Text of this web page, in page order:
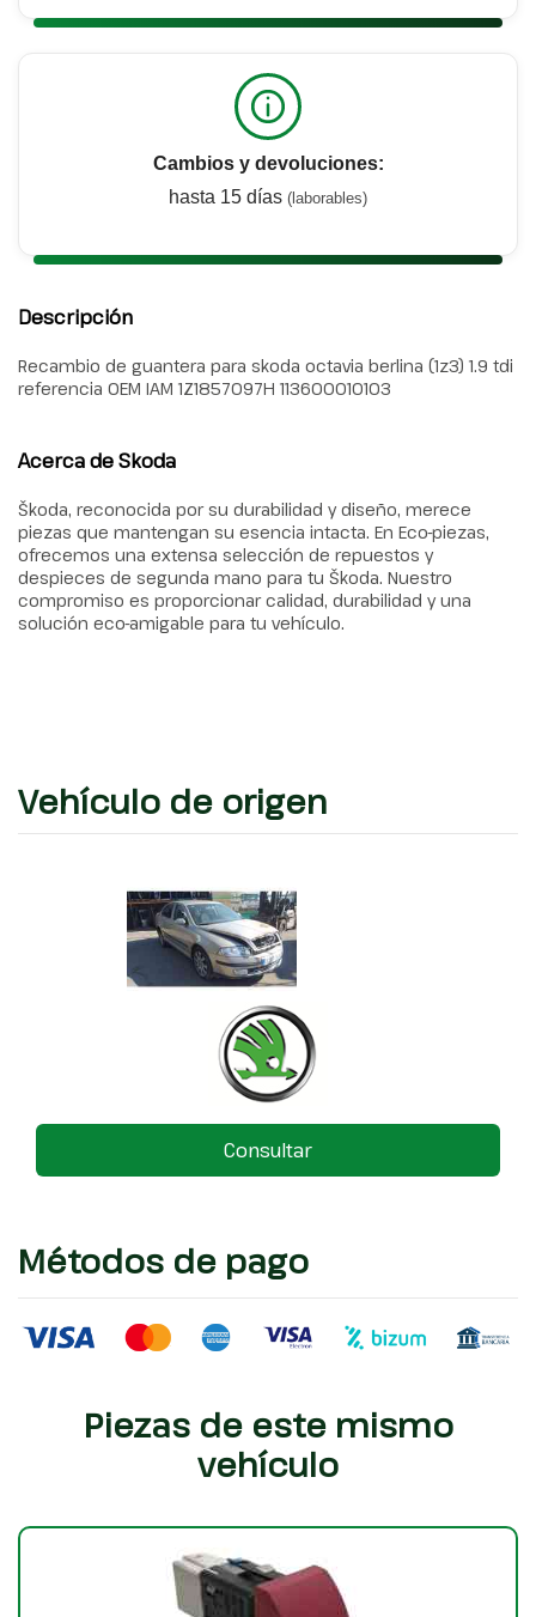
Cambios y devoluciones:
hasta 15 días (laborables)
Descripción
Recambio de guantera para skoda octavia berlina (1z3) 1.9 tdi
referencia OEM IAM 1Z1857097H 113600010103
Acerca de Skoda
Škoda, reconocida por su durabilidad y diseño, merece
piezas que mantengan su esencia intacta. En Eco-piezas,
ofrecemos una extensa selección de repuestos y
despieces de segunda mano para tu Škoda. Nuestro
compromiso es proporcionar calidad, durabilidad y una
solución eco-amigable para tu vehículo.
Vehículo de origen
Consultar
Métodos de pago
Piezas de este mismo
vehículo